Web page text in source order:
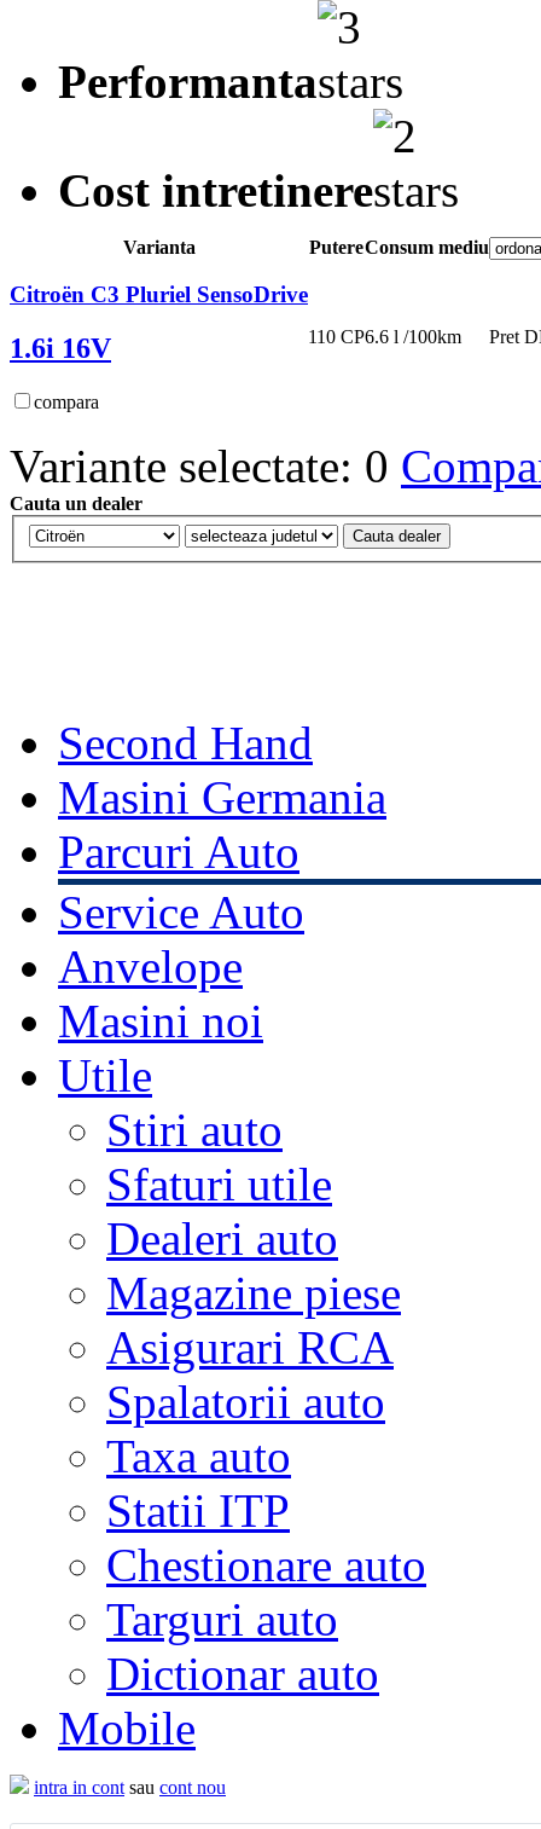
Performanta
Cost intretinere
Varianta PutereConsum mediu
Citroën C3 Pluriel SensoDrive
1.6i 16V
compara
110 CP6.6 l /100km Pret
Variante selectate: 0
Cauta un dealer
Second Hand
Masini Germania
Parcuri Auto
Service Auto
Anvelope
Masini noi
Utile
Stiri auto
Sfaturi utile
Dealeri auto
Magazine piese
Asigurari RCA
Spalatorii auto
Taxa auto
Statii ITP
Chestionare auto
Targuri auto
Dictionar auto
Mobile
intra in cont sau cont nou